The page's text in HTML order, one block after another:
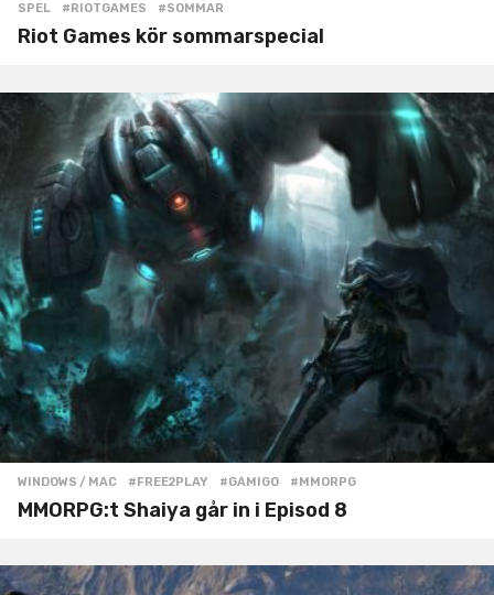
SPEL #RIOTGAMES ,#SOMMAR
Riot Games kör sommarspecial
WINDOWS / MAC #FREE2PLAY ,#GAMIGO ,#MMORPG
MMORPG:t Shaiya går in i Episod 8